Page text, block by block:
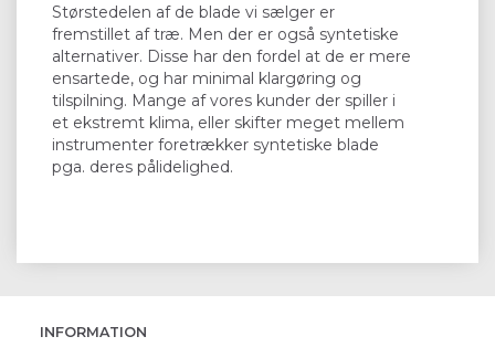
Størstedelen af de blade vi sælger er
fremstillet af træ. Men der er også syntetiske
alternativer. Disse har den fordel at de er mere
ensartede, og har minimal klargøring og
tilspilning. Mange af vores kunder der spiller i
et ekstremt klima, eller skifter meget mellem
instrumenter foretrækker syntetiske blade
pga. deres pålidelighed.
INFORMATION